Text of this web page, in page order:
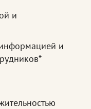
и
и